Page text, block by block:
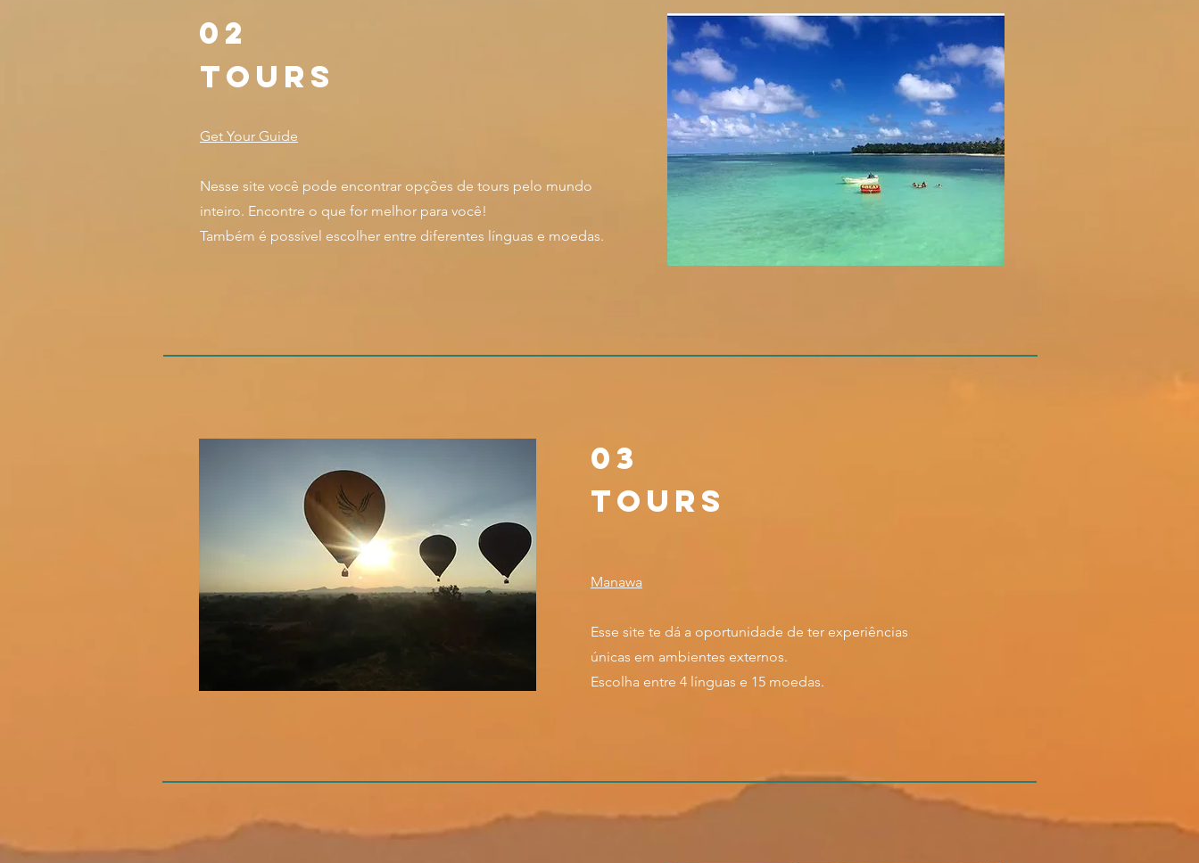
02
tours
Get Your Guide
Nesse site você pode encontrar opções de tours pelo mundo
inteiro. Encontre o que for melhor para você!
Também é possível escolher entre diferentes línguas e moedas.
03
Tours
Manawa
Esse site te dá a oportunidade de ter experiências
únicas em ambientes externos.
Escolha entre 4 línguas e 15 moedas.